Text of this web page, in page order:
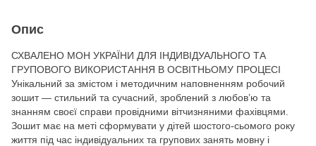
Опис
СХВАЛЕНО МОН УКРАЇНИ ДЛЯ ІНДИВІДУАЛЬНОГО ТА
ГРУПОВОГО ВИКОРИСТАННЯ В ОСВІТНЬОМУ ПРОЦЕСІ
Унікальний за змістом і методичним наповненням робочий
зошит — стильний та сучасний, зроблений з любов’ю та
знанням своєї справи провідними вітчизняними фахівцями.
Зошит має на меті сформувати у дітей шостого-сьомого року
життя під час індивідуальних та групових занять мовну і